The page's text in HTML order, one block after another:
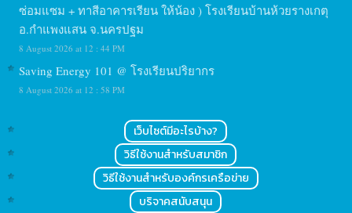
ซ่อมแซม + ทาสีอาคารเรียน ให้น้อง ) โรงเรียนบ้านห้วยรางเกตุ
อ.กำแพงแสน จ.นครปฐม
8 August 2026 at 12 : 44 PM
Saving Energy 101 @ โรงเรียนปริยากร
8 August 2026 at 12 : 58 PM
เว็บไซต์มีอะไรบ้าง?
วิธีใช้งานสำหรับสมาชิก
วิธีใช้งานสำหรับองค์กรเครือข่าย
บริจาคสนับสนุน